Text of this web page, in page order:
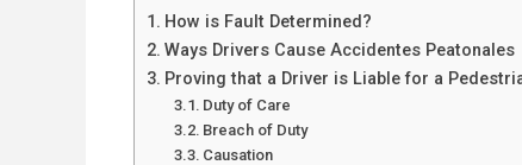
How is Fault Determined?
Ways Drivers Cause Accidentes Peatonales
Proving that a Driver is Liable for a
Duty of Care
Breach of Duty
Causation